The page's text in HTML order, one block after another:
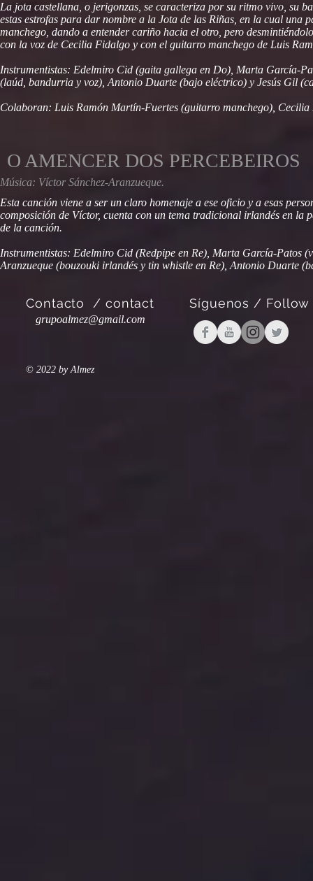
La jota castellana, o jerigonzas, se caracteriza por su ritmo vivo, su
estas estrofas para dar nombre a la Jota de las Riñas, en la cual una
manchego, dando a entender cariño hacia el otro, pero
con la voz de Cecilia Fidalgo y con el guitarro manchego de Luis
Instrumentistas: Edelmiro Cid (gaita gallega en Do), Marta García-
(laúd, bandurria y voz), Antonio Duarte (bajo eléctrico) y Jesús Gil
Colaboran: Luis Ramón Martín-Fuertes (guitarro manchego),
O AMENCER DOS PERCEBEIROS
Música: Víctor Sánchez-Aranzueque.
Esta canción viene a ser un claro homenaje a ese oficio y a esas
composición de Víctor, cuenta con un tema tradicional irlandés en
de la canción.
Instrumentistas: Edelmiro Cid (Redpipe en Re), Marta García-Patos
Aranzueque (bouzouki irlandés y tin whistle en Re), Antonio Duarte
Contacto / contact Síguenos / Follow
grupoalmez@gmail.com
© 2022 by Almez